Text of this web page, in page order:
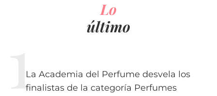
Lo
último
La Academia del Perfume desvela los
finalistas de la categoría Perfumes